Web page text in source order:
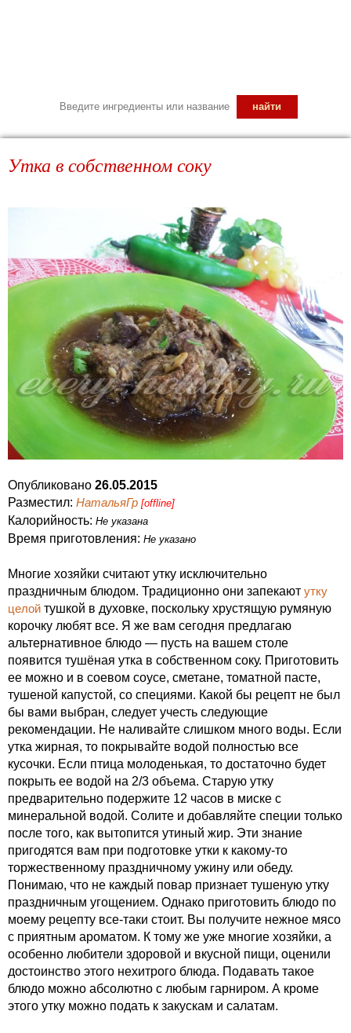
Утка в собственном соку
Опубликовано 26.05.2015
Разместил: НатальяГр [offline]
Калорийность: Не указана
Время приготовления: Не указано
Многие хозяйки считают утку исключительно
праздничным блюдом. Традиционно они запекают утку
целой тушкой в духовке, поскольку хрустящую румяную
корочку любят все. Я же вам сегодня предлагаю
альтернативное блюдо — пусть на вашем столе
появится тушёная утка в собственном соку. Приготовить
ее можно и в соевом соусе, сметане, томатной пасте,
тушеной капустой, со специями. Какой бы рецепт не был
бы вами выбран, следует учесть следующие
рекомендации. Не наливайте слишком много воды. Если
утка жирная, то покрывайте водой полностью все
кусочки. Если птица молоденькая, то достаточно будет
покрыть ее водой на 2/3 объема. Старую утку
предварительно подержите 12 часов в миске с
минеральной водой. Солите и добавляйте специи только
после того, как вытопится утиный жир. Эти знание
пригодятся вам при подготовке утки к какому-то
торжественному праздничному ужину или обеду.
Понимаю, что не каждый повар признает тушеную утку
праздничным угощением. Однако приготовить блюдо по
моему рецепту все-таки стоит. Вы получите нежное мясо
с приятным ароматом. К тому же уже многие хозяйки, а
особенно любители здоровой и вкусной пищи, оценили
достоинство этого нехитрого блюда. Подавать такое
блюдо можно абсолютно с любым гарниром. А кроме
этого утку можно подать к закускам и салатам.